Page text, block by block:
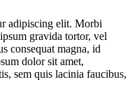
adipiscing elit. Morbi
gravida tortor, vel
consequat magna, id
dolor sit amet,
sem quis lacinia faucibus,